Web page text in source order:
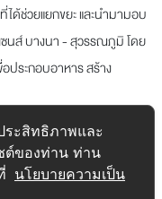
ด้ช่วยแยกขยะ และนำมามอบ
ซนส์ บางนา - สุวรรณภูมิ โดย
ประกอบอาหาร สร้าง
,เซนส์ บางนา
ระสิทธิภาพและ
ต์ของท่าน ท่าน
นโยบายความเป็น